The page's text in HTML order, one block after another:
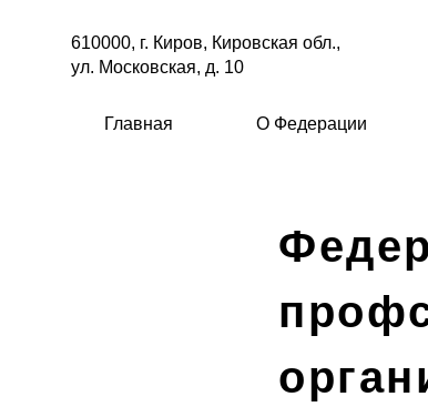
610000, г. Киров, Кировская обл.,
ул. Московская, д. 10
Главная О Федерации